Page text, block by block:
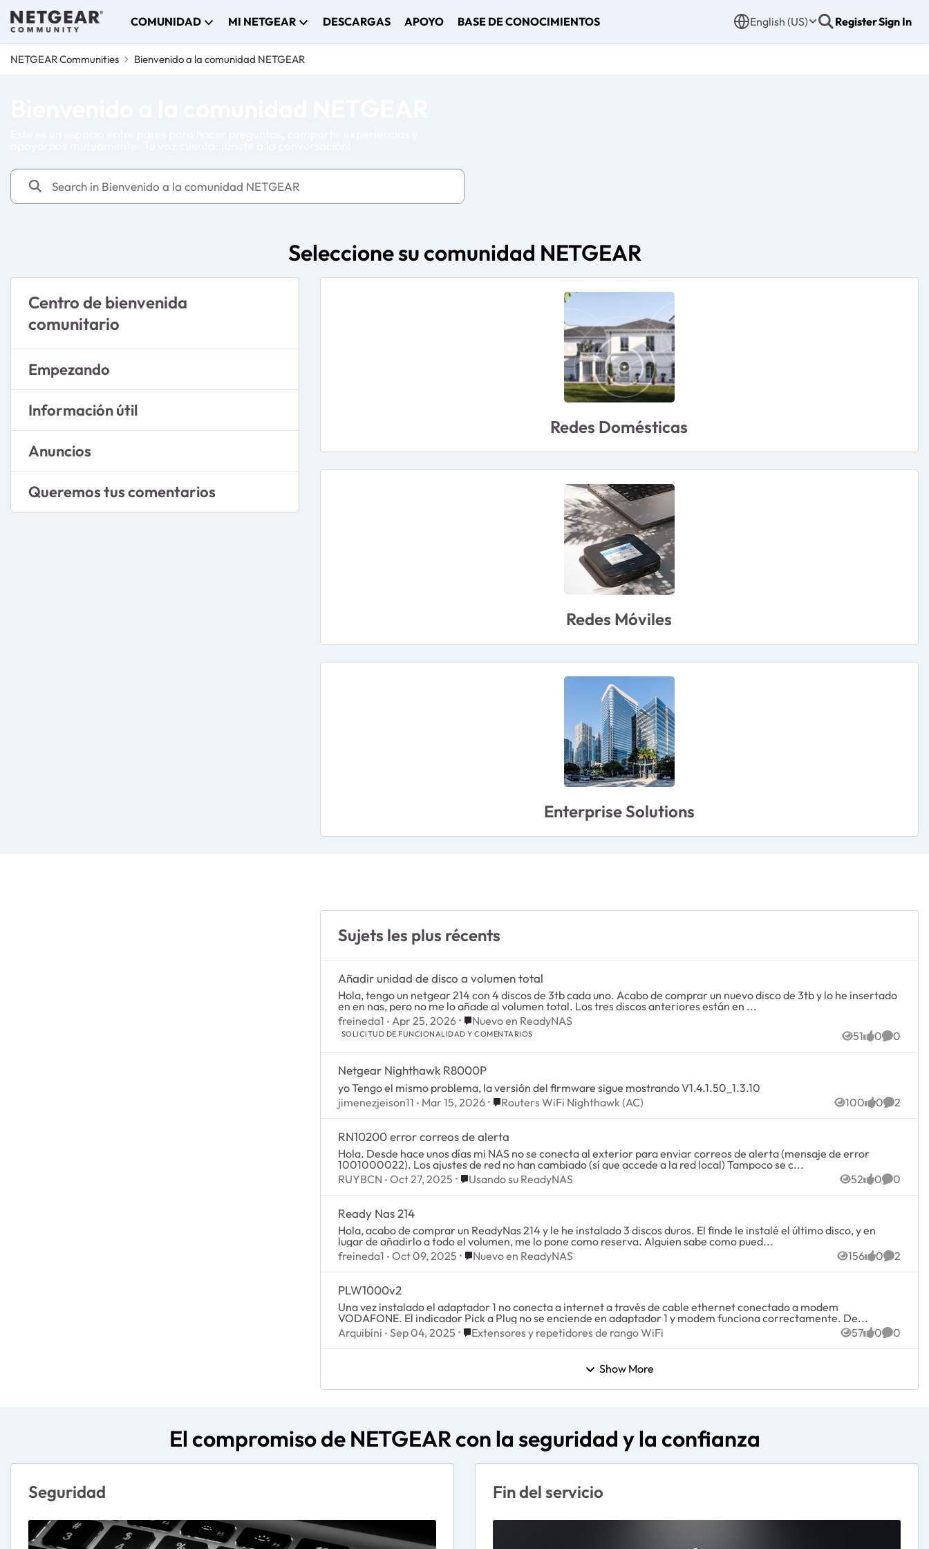
Skip to content COMUNIDAD MI NETGEAR DESCARGAS APOYO BASE DE CONOCIMIENTOS English (US) RegisterSign In
NETGEAR Communities Bienvenido a la comunidad NETGEAR
Seleccione su comunidad NETGEAR
Centro de bienvenida
comunitario
Empezando
Información útil
Anuncios
Queremos tus comentarios
Redes Domésticas
Redes Móviles
Enterprise Solutions
Sujets les plus récents
Añadir unidad de disco a volumen total
Hola, tengo un netgear 214 con 4 discos de 3tb cada uno. Acabo de comprar un nuevo disco de 3tb y lo he insertado
en en nas, pero no me lo añade al volumen total. Los tres discos anteriores están en ...
freineda1
Apr 25, 2026 Place Nuevo en ReadyNAS
Nuevo en ReadyNAS
SOLICITUD DE FUNCIONALIDAD Y COMENTARIOS 51
Views 0
likes 0
Netgear Nighthawk R8000P
yo Tengo el mismo problema, la versión del firmware sigue mostrando V1.4.1.50_1.3.10
jimenezjeison11
Mar 15, 2026 Place Routers WiFi Nighthawk (AC)
Routers WiFi Nighthawk (AC) 100
Views 0
likes 2
RN10200 error correos de alerta
Hola. Desde hace unos días mi NAS no se conecta al exterior para enviar correos de alerta (mensaje de error
1001000022). Los ajustes de red no han cambiado (sí que accede a la red local) Tampoco se c...
RUYBCN Oct 27, 2025 Place Usando su ReadyNAS
Usando su ReadyNAS 52
Views 0
likes 0
Ready Nas 214
Hola, acabo de comprar un ReadyNas 214 y le he instalado 3 discos duros. El finde le instalé el último disco, y en
lugar de añadirlo a todo el volumen, me lo pone como reserva. Alguien sabe como pued...
freineda1 Oct 09, 2025 Place Nuevo en ReadyNAS
Nuevo en ReadyNAS 156
Views 0
likes 2
PLW1000v2
Una vez instalado el adaptador 1 no conecta a internet a través de cable ethernet conectado a modem
VODAFONE. El indicador Pick a Plug no se enciende en adaptador 1 y modem funciona correctamente. De...
Arquibini Sep 04, 2025 Place Extensores y repetidores de rango WiFi
Extensores y repetidores de rango WiFi 57
Views 0
likes 0
Show More
El compromiso de NETGEAR con la seguridad y la confianza
Seguridad Fin del servicio